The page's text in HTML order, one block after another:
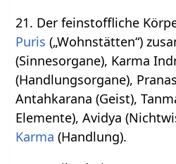
21. Der feinstoffliche
Puris („Wohnstätten“)
(Sinnesorgane), Karma
(Handlungsorgane),
Antahkarana (Geist),
Elemente), Avidya
Karma (Handlung).